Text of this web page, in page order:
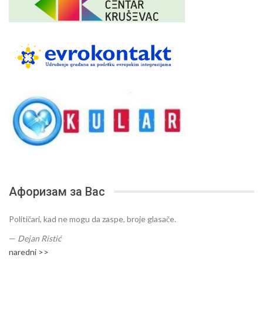
Афоризам за Вас
Političari, kad ne mogu da zaspe, broje glasače.
— Dejan Ristić
naredni >>